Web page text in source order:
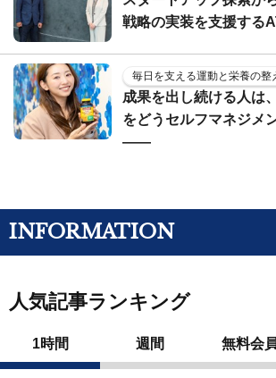
戦略の実装を支援する
毎日を支える運動と栄養の整
成果を出し続ける人は
をどうセルフマネジメ
——
INFORMATION
人気記事ランキング
1時間 週間 無料会